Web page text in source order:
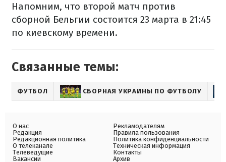
Напомним, что второй матч против
сборной Бельгии состоится 23 марта в 21:45
по киевскому времени.
Связанные темы:
ФУТБОЛ СБОРНАЯ УКРАИНЫ ПО ФУТБОЛУ
О нас
Редакция
Редакционная политика
О телеканале
Телеведущие
Вакансии
Рекламодателям
Правила пользования
Политика конфиденциальности
Техническая информация
Контакты
Архив